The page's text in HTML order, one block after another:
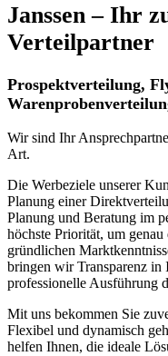
Janssen – Ihr
Verteilpartner
Prospektverteilung,
Wir sind Ihr
Art.
Die Werbeziele unserer
Planung einer
Planung und Beratung im
höchste Priorität, um
gründlichen
bringen wir Transparenz in
professionelle Ausführung
Mit uns bekommen Sie
Flexibel und dynamisch
helfen Ihnen, die ideale